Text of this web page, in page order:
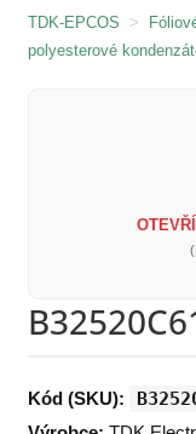
TDK-EPCOS >
polyesterové
Kód (SKU):